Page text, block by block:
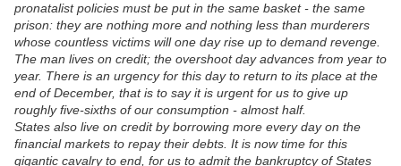
pronatalist policies must be put in the same basket - the same
prison: they are nothing more and nothing less than murderers
whose countless victims will one day rise up to demand revenge.
The man lives on credit; the overshoot day advances from year to
year. There is an urgency for this day to return to its place at the
end of December, that is to say it is urgent for us to give up
roughly five-sixths of our consumption - almost half.
States also live on credit by borrowing more every day on the
financial markets to repay their debts. It is now time for this
gigantic cavalry to end, for us to admit the bankruptcy of States